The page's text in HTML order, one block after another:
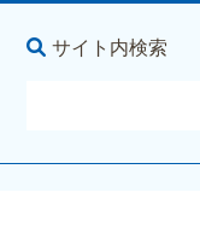
サイト内検索